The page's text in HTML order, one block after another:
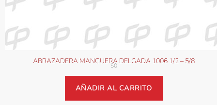
ABRAZADERA MANGUERA DELGADA 1006 1/2 – 5/8
$0
AÑADIR AL CARRITO